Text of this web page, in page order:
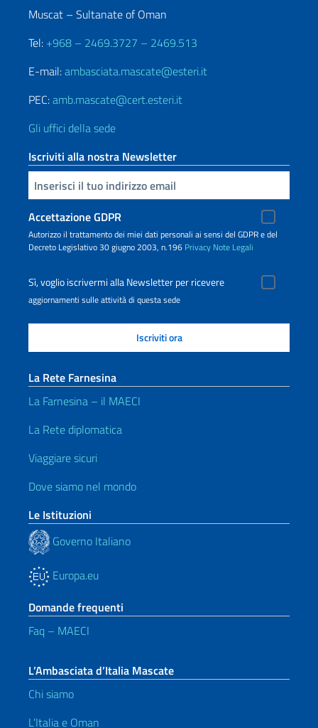
Muscat – Sultanate of Oman
Tel: +968 – 2469.3727 – 2469.513
E-mail:ambasciata.mascate@esteri.it
PEC:amb.mascate@cert.esteri.it
Gli uffici della sede
Iscriviti alla nostra Newsletter
Inserisci la tua email
Accettazione GDPR
Autorizzo il trattamento dei miei dati personali ai sensi del GDPR e del
Decreto Legislativo 30 giugno 2003, n.196 Privacy Note Legali
Sì, voglio iscrivermi alla Newsletter per ricevere
aggiornamenti sulle attività di questa sede
La Rete Farnesina
La Farnesina – il MAECI
La Rete diplomatica
Viaggiare sicuri
Dove siamo nel mondo
Le Istituzioni
Governo Italiano
Europa.eu
Domande frequenti
Faq – MAECI
L’Ambasciata d’Italia Mascate
Chi siamo
L’Italia e Oman